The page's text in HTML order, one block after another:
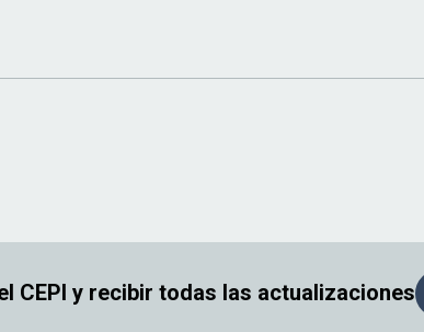
CEPI y recibir todas las actualizaciones